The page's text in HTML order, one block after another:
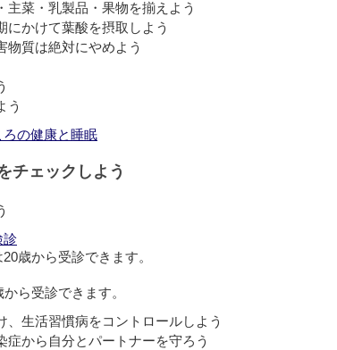
主菜・乳製品・果物を揃えよう
にかけて葉酸を摂取しよう
物質は絶対にやめよう
う
の健康と睡眠
チェックしよう
診
歳から受診できます。
ら受診できます。
、生活習慣病をコントロールしよう
症から自分とパートナーを守ろう